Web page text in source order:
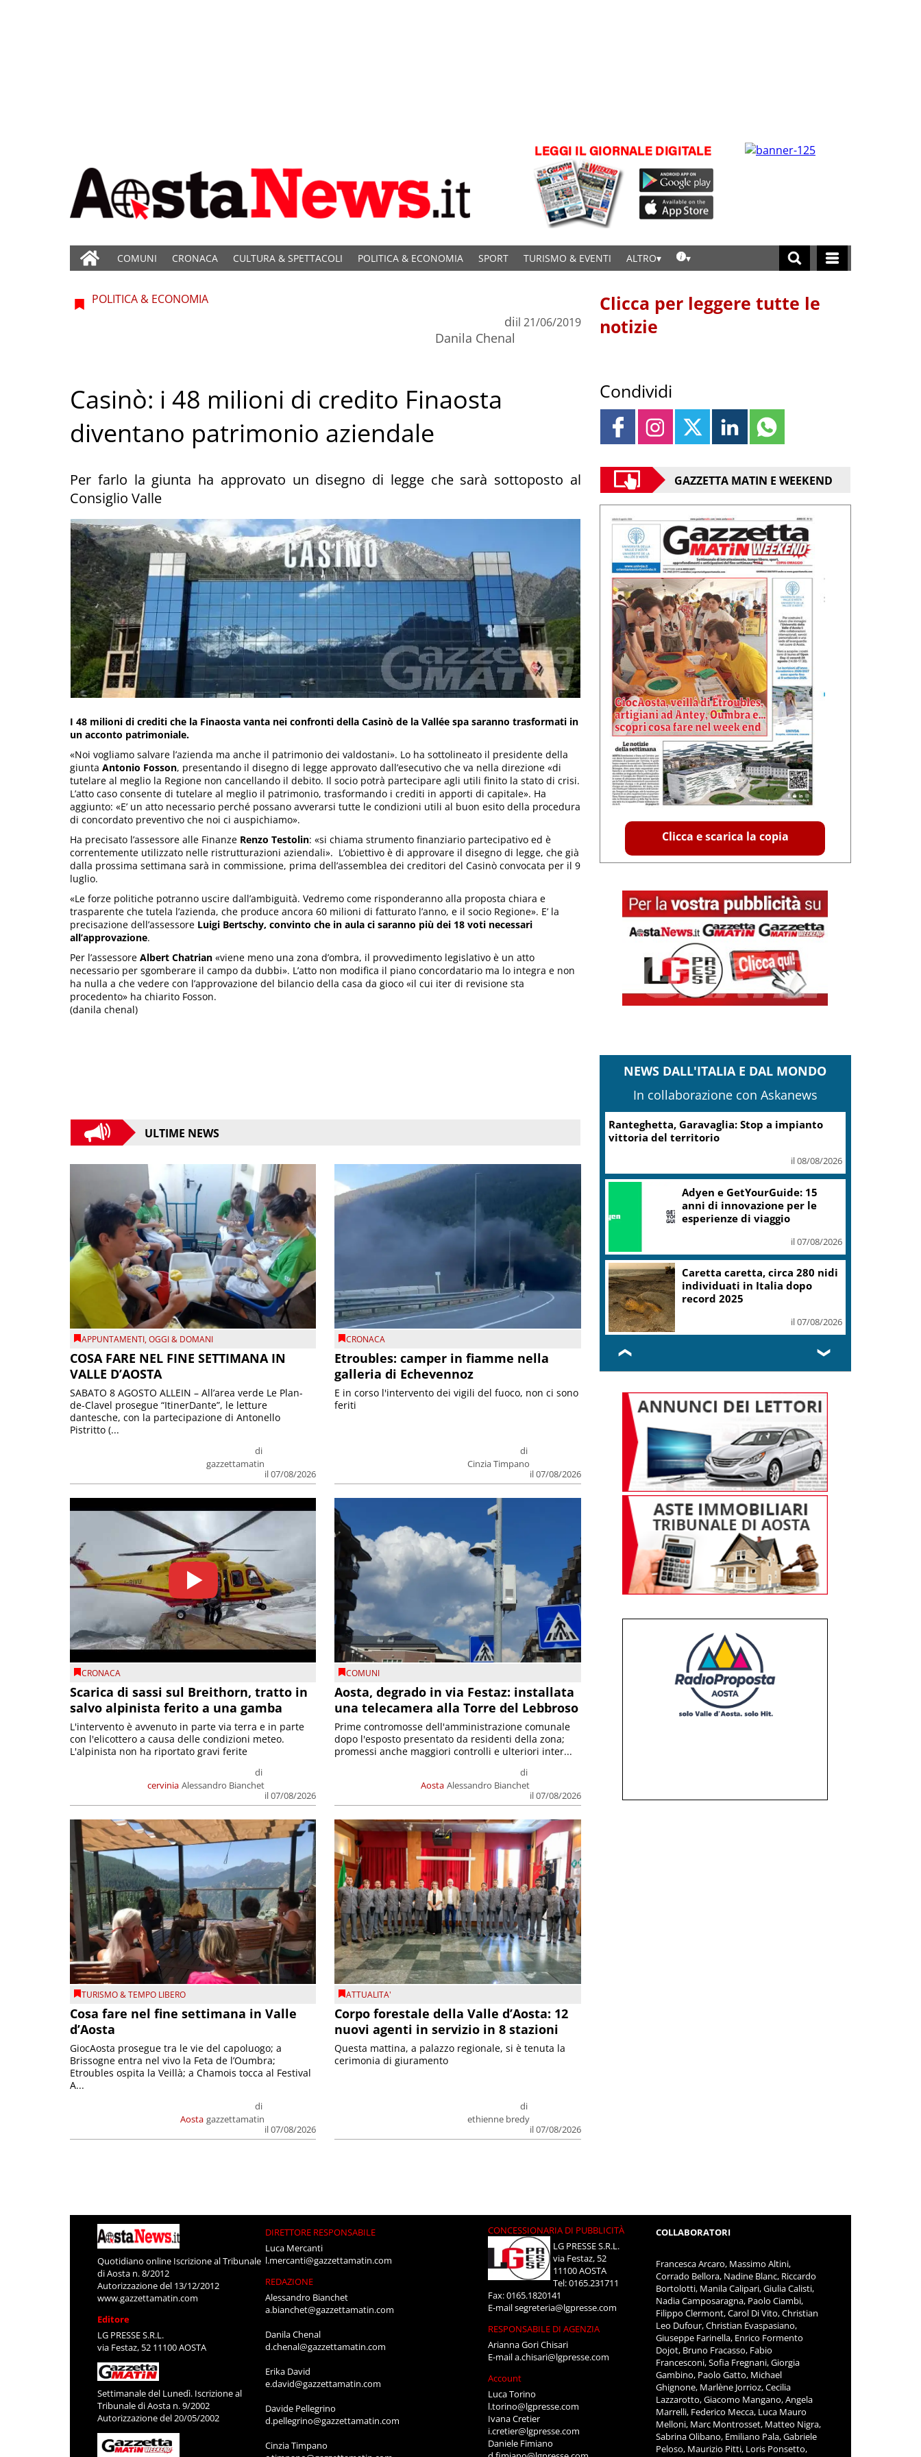
COMUNI CRONACA CULTURA & SPETTACOLI POLITICA & ECONOMIA SPORT TURISMO & EVENTI ALTRO
POLITICA & ECONOMIA
di
Danila Chenal
il 21/06/2019
Casinò: i 48 milioni di credito Finaosta
diventano patrimonio aziendale
Per farlo la giunta ha approvato un disegno di legge che sarà sottoposto al
Consiglio Valle
I 48 milioni di crediti che la Finaosta vanta nei confronti della Casinò de la Vallée spa saranno trasformati in
un acconto patrimoniale.
«Noi vogliamo salvare l’azienda ma anche il patrimonio dei valdostani». Lo ha sottolineato il presidente della
giunta Antonio Fosson, presentando il disegno di legge approvato dall’esecutivo che va nella direzione «di
tutelare al meglio la Regione non cancellando il debito. Il socio potrà partecipare agli utili finito la stato di crisi.
L’atto caso consente di tutelare al meglio il patrimonio, trasformando i crediti in apporti di capitale». Ha
aggiunto: «E’ un atto necessario perché possano avverarsi tutte le condizioni utili al buon esito della procedura
di concordato preventivo che noi ci auspichiamo».
Ha precisato l’assessore alle Finanze Renzo Testolin: «si chiama strumento finanziario partecipativo ed è
correntemente utilizzato nelle ristrutturazioni aziendali». L’obiettivo è di approvare il disegno di legge, che già
dalla prossima settimana sarà in commissione, prima dell’assemblea dei creditori del Casinò convocata per il 9
luglio.
«Le forze politiche potranno uscire dall’ambiguità. Vedremo come risponderanno alla proposta chiara e
trasparente che tutela l’azienda, che produce ancora 60 milioni di fatturato l’anno, e il socio Regione». E’ la
precisazione dell’assessore Luigi Bertschy, convinto che in aula ci saranno più dei 18 voti necessari
all’approvazione.
Per l’assessore Albert Chatrian «viene meno una zona d’ombra, il provvedimento legislativo è un atto
necessario per sgomberare il campo da dubbi». L’atto non modifica il piano concordatario ma lo integra e non
ha nulla a che vedere con l’approvazione del bilancio della casa da gioco «il cui iter di revisione sta
procedento» ha chiarito Fosson.
(danila chenal)
ULTIME NEWS
APPUNTAMENTI,OGGI & DOMANI
COSA FARE NEL FINE SETTIMANA IN
VALLE D’AOSTA
di
gazzettamatin
il 07/08/2026
SABATO 8 AGOSTO ALLEIN – All’area verde Le Plan-
de-Clavel prosegue “ItinerDante”, le letture
dantesche, con la partecipazione di Antonello
Pistritto (...
CRONACA
Etroubles: camper in fiamme nella
galleria di Echevennoz
di
Cinzia Timpano
il 07/08/2026
E in corso l'intervento dei vigili del fuoco, non ci sono
feriti
CRONACA
Scarica di sassi sul Breithorn, tratto in
salvo alpinista ferito a una gamba
cervinia
di
Alessandro Bianchet
il 07/08/2026
L'intervento è avvenuto in parte via terra e in parte
con l'elicottero a causa delle condizioni meteo.
L'alpinista non ha riportato gravi ferite
COMUNI
Aosta, degrado in via Festaz: installata
una telecamera alla Torre del Lebbroso
Aosta
di
Alessandro Bianchet
il 07/08/2026
Prime contromosse dell'amministrazione comunale
dopo l'esposto presentato da residenti della zona;
promessi anche maggiori controlli e ulteriori inter...
TURISMO & TEMPO LIBERO
Cosa fare nel fine settimana in Valle
d’Aosta
Aosta
di
gazzettamatin
il 07/08/2026
GiocAosta prosegue tra le vie del capoluogo; a
Brissogne entra nel vivo la Feta de l’Oumbra;
Etroubles ospita la Veillà; a Chamois tocca al Festival
A...
ATTUALITA'
Corpo forestale della Valle d’Aosta: 12
nuovi agenti in servizio in 8 stazioni
di
ethienne bredy
il 07/08/2026
Questa mattina, a palazzo regionale, si è tenuta la
cerimonia di giuramento
Clicca per leggere tutte le
notizie
Condividi
GAZZETTA MATIN E WEEKEND
Clicca e scarica la copia
NEWS DALL'ITALIA E DAL MONDO
In collaborazione con Askanews
Ranteghetta, Garavaglia: Stop a impianto
vittoria del territorio
il 08/08/2026
Adyen e GetYourGuide: 15
anni di innovazione per le
esperienze di viaggio
il 07/08/2026
Caretta caretta, circa 280 nidi
individuati in Italia dopo
record 2025
il 07/08/2026
❮ ❯
Quotidiano online Iscrizione al Tribunale
di Aosta n. 8/2012
Autorizzazione del 13/12/2012
www.gazzettamatin.com
Editore
LG PRESSE S.R.L.
via Festaz, 52 11100 AOSTA
Settimanale del Lunedì. Iscrizione al
Tribunale di Aosta n. 9/2002
Autorizzazione del 20/05/2002
DIRETTORE RESPONSABILE
Luca Mercanti
l.mercanti@gazzettamatin.com
REDAZIONE
Alessandro Bianchet
a.bianchet@gazzettamatin.com
Danila Chenal
d.chenal@gazzettamatin.com
Erika David
e.david@gazzettamatin.com
Davide Pellegrino
d.pellegrino@gazzettamatin.com
Cinzia Timpano
CONCESSIONARIA DI PUBBLICITÀ
LG PRESSE S.R.L.
via Festaz, 52
11100 AOSTA
Tel: 0165.231711
Fax: 0165.1820141
E-mailsegreteria@lgpresse.com
RESPONSABILE DI AGENZIA
Arianna Gori Chisari
E-maila.chisari@lgpresse.com
Account
Luca Torino
l.torino@lgpresse.com
Ivana Cretier
i.cretier@lgpresse.com
Daniele Fimiano
COLLABORATORI
Francesca Arcaro, Massimo Altini,
Corrado Bellora, Nadine Blanc, Riccardo
Bortolotti, Manila Calipari, Giulia Calisti,
Nadia Camposaragna, Paolo Ciambi,
Filippo Clermont, Carol Di Vito, Christian
Leo Dufour, Christian Evaspasiano,
Giuseppe Farinella, Enrico Formento
Dojot, Bruno Fracasso, Fabio
Francesconi, Sofia Fregnani, Giorgia
Gambino, Paolo Gatto, Michael
Ghignone, Marlène Jorrioz, Cecilia
Lazzarotto, Giacomo Mangano, Angela
Marrelli, Federico Mecca, Luca Mauro
Melloni, Marc Montrosset, Matteo Nigra,
Sabrina Olibano, Emiliano Pala, Gabriele
Peloso, Maurizio Pitti, Loris Ponsetto,